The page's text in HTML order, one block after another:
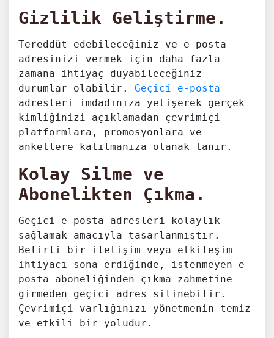
Gizlilik Geliştirme.
Tereddüt edebileceğiniz ve e-posta
adresinizi vermek için daha fazla
zamana ihtiyaç duyabileceğiniz
durumlar olabilir. Geçici e-posta
adresleri imdadınıza yetişerek gerçek
kimliğinizi açıklamadan çevrimiçi
platformlara, promosyonlara ve
anketlere katılmanıza olanak tanır.
Kolay Silme ve
Abonelikten Çıkma.
Geçici e-posta adresleri kolaylık
sağlamak amacıyla tasarlanmıştır.
Belirli bir iletişim veya etkileşim
ihtiyacı sona erdiğinde, istenmeyen e-
posta aboneliğinden çıkma zahmetine
girmeden geçici adres silinebilir.
Çevrimiçi varlığınızı yönetmenin temiz
ve etkili bir yoludur.